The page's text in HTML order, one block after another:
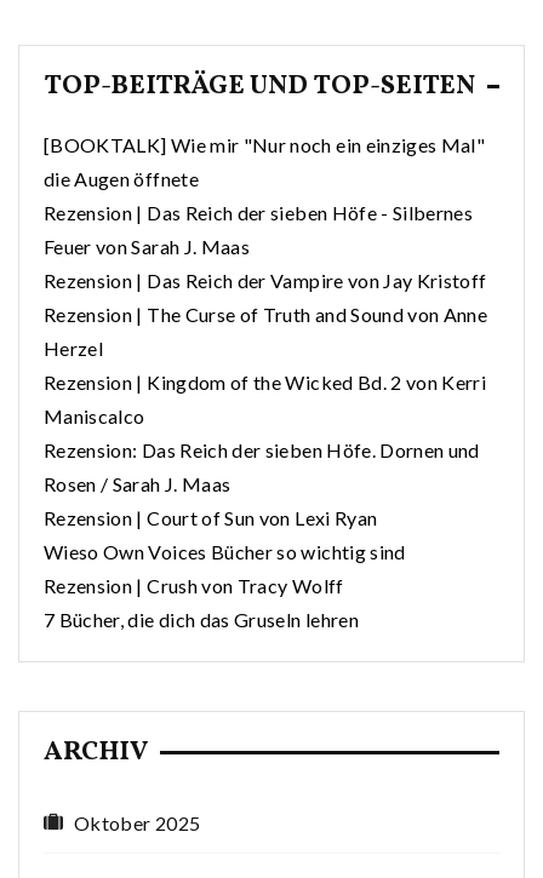
TOP-BEITRÄGE UND TOP-SEITEN
[BOOKTALK] Wie mir "Nur noch ein einziges Mal"
die Augen öffnete
Rezension | Das Reich der sieben Höfe - Silbernes
Feuer von Sarah J. Maas
Rezension | Das Reich der Vampire von Jay Kristoff
Rezension | The Curse of Truth and Sound von Anne
Herzel
Rezension | Kingdom of the Wicked Bd. 2 von Kerri
Maniscalco
Rezension: Das Reich der sieben Höfe. Dornen und
Rosen / Sarah J. Maas
Rezension | Court of Sun von Lexi Ryan
Wieso Own Voices Bücher so wichtig sind
Rezension | Crush von Tracy Wolff
7 Bücher, die dich das Gruseln lehren
ARCHIV
Oktober 2025